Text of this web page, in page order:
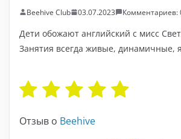
Beehive Club 03.07.2023 Комментариев:
Дети обожают английский с мисс
Занятия всегда живые, динамичные,
Отзыв о Beehive